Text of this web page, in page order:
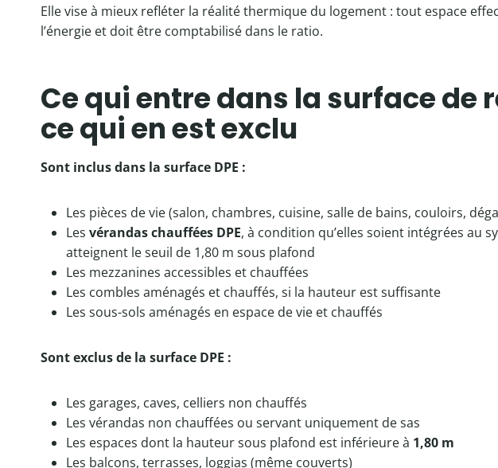
Elle vise à mieux refléter la réalité thermique du logement : tout espace
l’énergie et doit être comptabilisé dans le ratio.
Ce qui entre dans la surface de
ce qui en est exclu
Sont inclus dans la surface DPE :
Les pièces de vie (salon, chambres, cuisine, salle de bains, couloirs,
Les vérandas chauffées DPE, à condition qu’elles soient intégrées au
atteignent le seuil de 1,80 m sous plafond
Les mezzanines accessibles et chauffées
Les combles aménagés et chauffés, si la hauteur est suffisante
Les sous-sols aménagés en espace de vie et chauffés
Sont exclus de la surface DPE :
Les garages, caves, celliers non chauffés
Les vérandas non chauffées ou servant uniquement de sas
Les espaces dont la hauteur sous plafond est inférieure à 1,80 m
Les balcons, terrasses, loggias (même couverts)